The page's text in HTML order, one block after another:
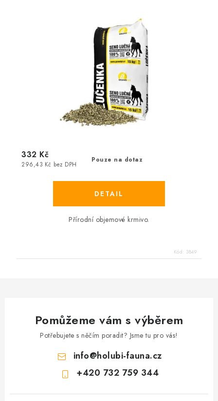
Pouze na dotaz
296,43 Kč bez DPH
332 Kč
Přírodní objemové krmivo.
Kód: 3849
Pomůžeme vám s výběrem
Potřebujete s něčím poradit? Jsme tu pro vás!
info@holubi-fauna.cz
+420 732 759 344